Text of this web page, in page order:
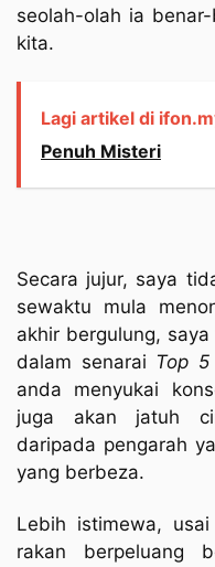
seolah-olah ia
kita.
Lagi artikel di
Penuh Misteri
Secara jujur, saya
sewaktu mula
akhir bergulung, saya
dalam senarai Top 5
anda menyukai
juga akan jatuh
daripada pengarah
yang berbeza.
Lebih istimewa,
rakan berpeluang